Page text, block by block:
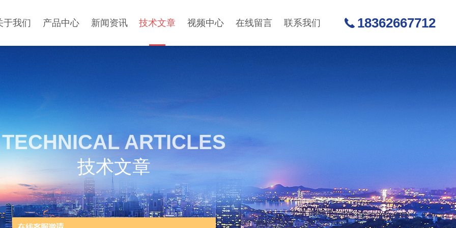
于我们 产品中心 新闻资讯 技术文章 视频中心 在线留言 联系我们 18362667712
TECHNICAL ARTICLES
技术文章